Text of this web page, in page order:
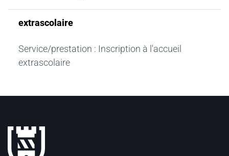
extrascolaire
Service/prestation : Inscription à l'accueil
extrascolaire